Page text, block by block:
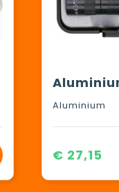
Aluminium
€ 27,15